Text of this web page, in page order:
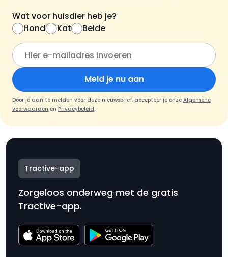
Wat voor huisdier heb je?
Hond
Kat Beide
Meld je nu aan
Door je aan te melden voor deze nieuwsbrief, accepteer je onze Algemene
voorwaarden en Privacybeleid.
Tractive-app
Zorgeloos onderweg met de gratis
Tractive-app.